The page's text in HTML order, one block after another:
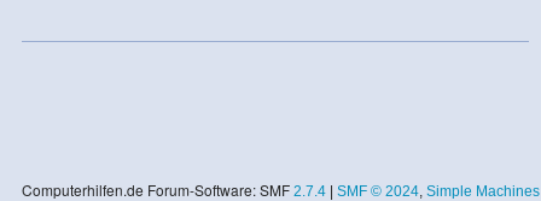
Computerhilfen.de Forum-Software: SMF 2.7.4| SMF © 2024, Simple Machines